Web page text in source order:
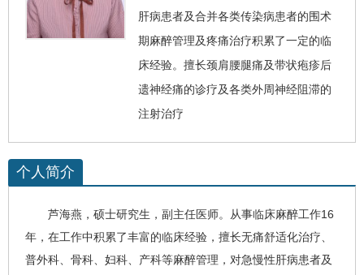
肝病患者及合并各类传染病患者的围术
期麻醉管理及疼痛治疗积累了一定的临
床经验。擅长颈肩腰腿痛及带状疱疹后
遗神经痛的诊疗及各类外周神经阻滞的
注射治疗
个人简介
芦海燕 ，硕士研究生，副主任医师。从事临床麻醉工作16
年，在工作中积累了丰富的临床经验，擅长无痛舒适化治疗、
普外科、骨科、妇科、产科等麻醉管理，对急慢性肝病患者及